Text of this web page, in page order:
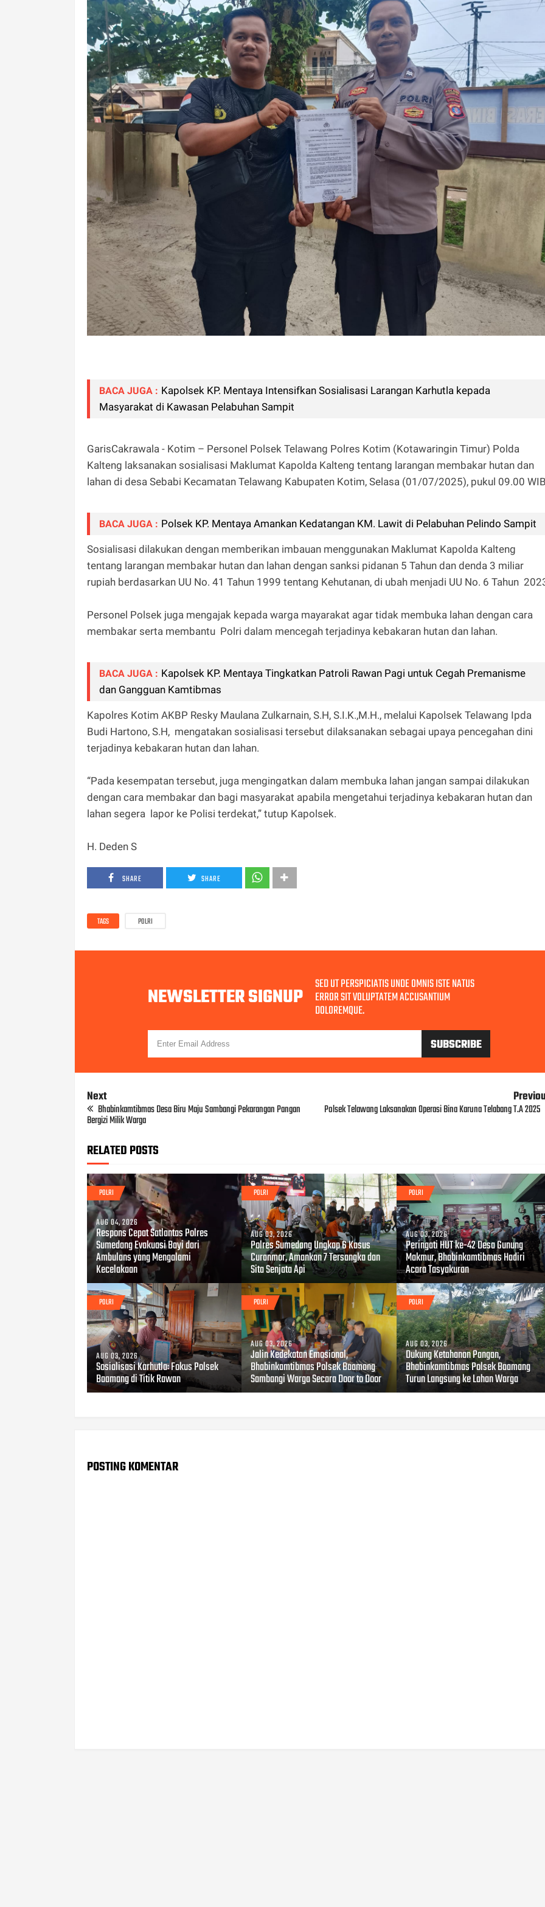
BACA JUGA : Kapolsek KP. Mentaya Intensifkan Sosialisasi Larangan Karhutla kepada
Masyarakat di Kawasan Pelabuhan Sampit
GarisCakrawala - Kotim – Personel Polsek Telawang Polres Kotim (Kotawaringin Timur) Polda
Kalteng laksanakan sosialisasi Maklumat Kapolda Kalteng tentang larangan membakar hutan dan
lahan di desa Sebabi Kecamatan Telawang Kabupaten Kotim, Selasa (01/07/2025), pukul 09.00
BACA JUGA : Polsek KP. Mentaya Amankan Kedatangan KM. Lawit di Pelabuhan Pelindo Sampit
Sosialisasi dilakukan dengan memberikan imbauan menggunakan Maklumat Kapolda Kalteng
tentang larangan membakar hutan dan lahan dengan sanksi pidanan 5 Tahun dan denda 3 miliar
rupiah berdasarkan UU No. 41 Tahun 1999 tentang Kehutanan, di ubah menjadi UU No. 6 Tahun
Personel Polsek juga mengajak kepada warga mayarakat agar tidak membuka lahan dengan cara
membakar serta membantu Polri dalam mencegah terjadinya kebakaran hutan dan lahan.
BACA JUGA : Kapolsek KP. Mentaya Tingkatkan Patroli Rawan Pagi untuk Cegah Premanisme
dan Gangguan Kamtibmas
Kapolres Kotim AKBP Resky Maulana Zulkarnain, S.H, S.I.K.,M.H., melalui Kapolsek Telawang Ipda
Budi Hartono, S.H, mengatakan sosialisasi tersebut dilaksanakan sebagai upaya pencegahan dini
terjadinya kebakaran hutan dan lahan.
“Pada kesempatan tersebut, juga mengingatkan dalam membuka lahan jangan sampai dilakukan
dengan cara membakar dan bagi masyarakat apabila mengetahui terjadinya kebakaran hutan dan
lahan segera lapor ke Polisi terdekat,” tutup Kapolsek.
H. Deden S
SHARE SHARE
TAGS POLRI
NEWSLETTER SIGNUP SED UT PERSPICIATIS UNDE OMNIS ISTE NATUS
ERROR SIT VOLUPTATEM ACCUSANTIUM
DOLOREMQUE.
Next
Bhabinkamtibmas Desa Biru Maju Sambangi Pekarangan Pangan
Bergizi Milik Warga
Polsek Telawang Laksanakan Operasi Bina Karuna Telabang T.A 2025
RELATED POSTS
POLRI
AUG 04, 2026
Respons Cepat Satlantas Polres
Sumedang Evakuasi Bayi dari
Ambulans yang Mengalami
Kecelakaan
POLRI
AUG 03, 2026
Polres Sumedang Ungkap 6 Kasus
Curanmor, Amankan 7 Tersangka dan
Sita Senjata Api
POLRI
AUG 03, 2026
Peringati HUT ke-42 Desa Gunung
Makmur, Bhabinkamtibmas Hadiri
Acara Tasyakuran
POLRI
AUG 03, 2026
Sosialisasi Karhutla: Fokus Polsek
Baamang di Titik Rawan
POLRI
AUG 03, 2026
Jalin Kedekatan Emosional,
Bhabinkamtibmas Polsek Baamang
Sambangi Warga Secara Door to Door
POLRI
AUG 03, 2026
Dukung Ketahanan Pangan,
Bhabinkamtibmas Polsek Baamang
Turun Langsung ke Lahan Warga
POSTING KOMENTAR